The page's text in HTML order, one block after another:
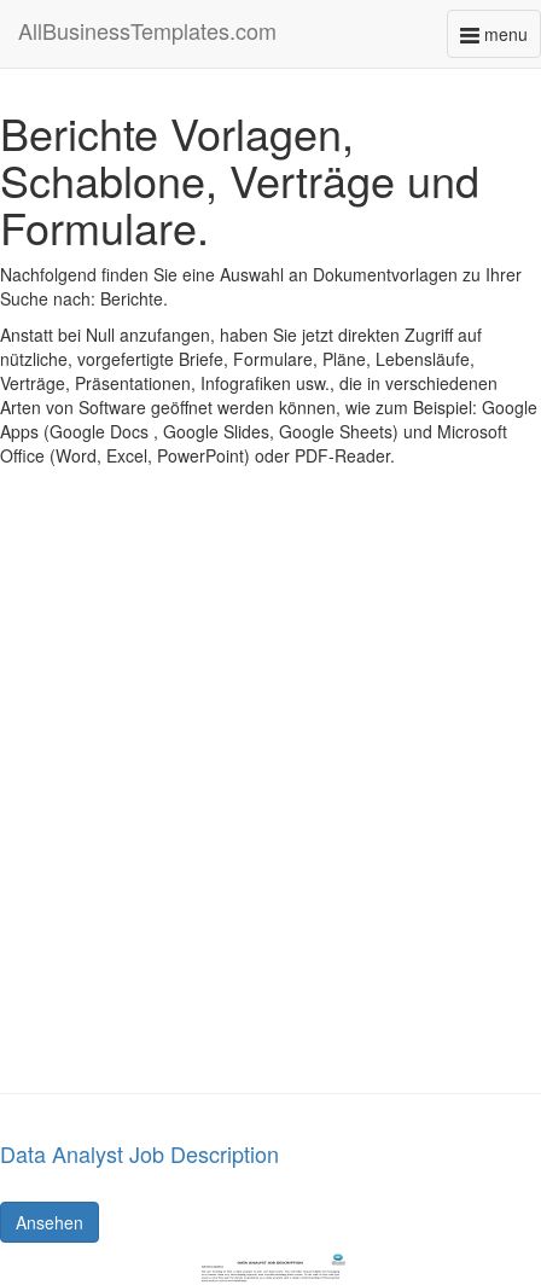
menu
AllBusinessTemplates.com
Berichte Vorlagen,
Schablone, Verträge und
Formulare.
Nachfolgend finden Sie eine Auswahl an Dokumentvorlagen zu Ihrer
Suche nach: Berichte.
Anstatt bei Null anzufangen, haben Sie jetzt direkten Zugriff auf
nützliche, vorgefertigte Briefe, Formulare, Pläne, Lebensläufe,
Verträge, Präsentationen, Infografiken usw., die in verschiedenen
Arten von Software geöffnet werden können, wie zum Beispiel: Google
Apps (Google Docs , Google Slides, Google Sheets) und Microsoft
Office (Word, Excel, PowerPoint) oder PDF-Reader.
Data Analyst Job Description
Ansehen